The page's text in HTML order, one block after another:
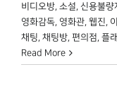
비디오방, 소설, 신용불량
영화감독, 영화관, 웹진,
채팅, 채팅방, 편의점, 플
Read More